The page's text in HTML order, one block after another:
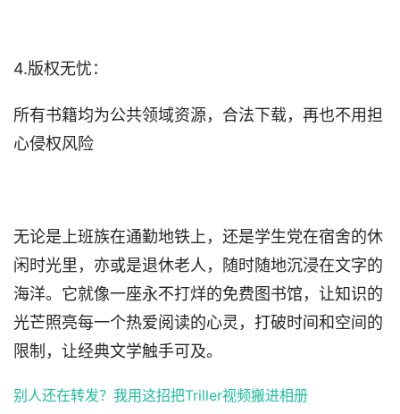
4.版权无忧：
所有书籍均为公共领域资源，合法下载，再也不用担
心侵权风险
无论是上班族在通勤地铁上，还是学生党在宿舍的休
闲时光里，亦或是退休老人，随时随地沉浸在文字的
海洋。它就像一座永不打烊的免费图书馆，让知识的
光芒照亮每一个热爱阅读的心灵，打破时间和空间的
限制，让经典文学触手可及。
别人还在转发？我用这招把Triller视频搬进相册